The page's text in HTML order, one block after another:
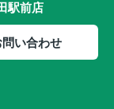
駅前店
い合わせ